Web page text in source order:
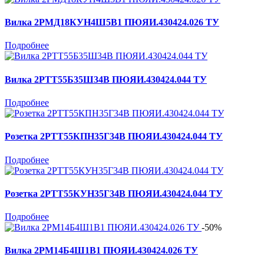
Вилка 2РМД18КУН4Ш5В1 ПЮЯИ.430424.026 ТУ
Подробнее
Вилка 2РТТ55Б35Ш34В ПЮЯИ.430424.044 ТУ
Подробнее
Розетка 2РТТ55КПН35Г34В ПЮЯИ.430424.044 ТУ
Подробнее
Розетка 2РТТ55КУН35Г34В ПЮЯИ.430424.044 ТУ
Подробнее
-50%
Вилка 2РМ14Б4Ш1В1 ПЮЯИ.430424.026 ТУ